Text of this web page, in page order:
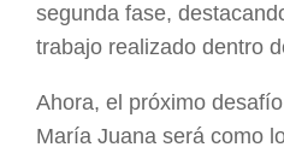
segunda fase,
trabajo realizado dentro
Ahora, el próximo
María Juana será como